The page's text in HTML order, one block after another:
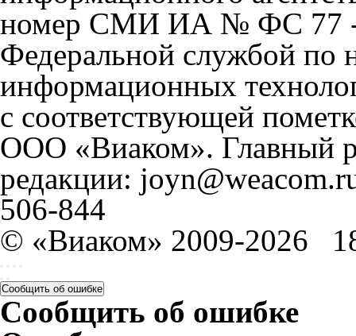
номер СМИ ИА № ФС 77 -
Федеральной службой по
информационных
с соответствующей
ООО «Виаком». Главный
редакции:
506-844
© «Виаком» 2009-2026
Сообщить об ошибке
Сообщить об ошибке